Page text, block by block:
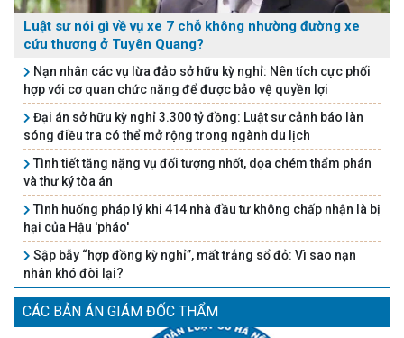
Luật sư nói gì về vụ xe 7 chỗ không nhường đường xe
cứu thương ở Tuyên Quang?
Nạn nhân các vụ lừa đảo sở hữu kỳ nghỉ: Nên tích cực phối
hợp với cơ quan chức năng để được bảo vệ quyền lợi
Đại án sở hữu kỳ nghỉ 3.300 tỷ đồng: Luật sư cảnh báo làn
sóng điều tra có thể mở rộng trong ngành du lịch
Tình tiết tăng nặng vụ đối tượng nhốt, dọa chém thẩm phán
và thư ký tòa án
Tình huống pháp lý khi 414 nhà đầu tư không chấp nhận là bị
hại của Hậu 'pháo'
Sập bẫy “hợp đồng kỳ nghỉ”, mất trắng sổ đỏ: Vì sao nạn
nhân khó đòi lại?
CÁC BẢN ÁN GIÁM ĐỐC THẨM